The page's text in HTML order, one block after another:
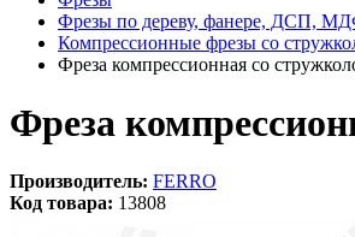
Фрезы по дереву, фанере, ДСП,
Компрессионные фрезы со
Фреза компрессионная со
Фреза
Производитель: FERRO
Код товара: 13808